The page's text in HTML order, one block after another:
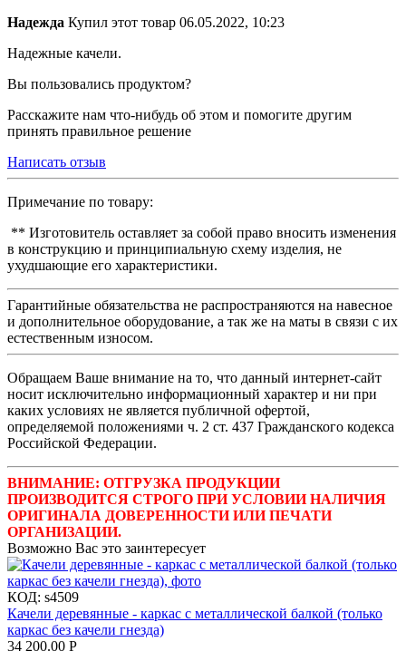
Надежда Купил этот товар 06.05.2022, 10:23
Надежные качели.
Вы пользовались продуктом?
Расскажите нам что-нибудь об этом и помогите другим
принять правильное решение
Написать отзыв
Примечание по товару:
** Изготовитель оставляет за собой право вносить изменения
в конструкцию и принципиальную схему изделия, не
ухудшающие его характеристики.
Гарантийные обязательства не распространяются на навесное
и дополнительное оборудование, а так же на маты в связи с их
естественным износом.
Обращаем Ваше внимание на то, что данный интернет-сайт
носит исключительно информационный характер и ни при
каких условиях не является публичной офертой,
определяемой положениями ч. 2 ст. 437 Гражданского кодекса
Российской Федерации.
ВНИМАНИЕ: ОТГРУЗКА ПРОДУКЦИИ
ПРОИЗВОДИТСЯ СТРОГО ПРИ УСЛОВИИ НАЛИЧИЯ
ОРИГИНАЛА ДОВЕРЕННОСТИ ИЛИ ПЕЧАТИ
ОРГАНИЗАЦИИ.
Возможно Вас это заинтересует
КОД: s4509
Качели деревянные - каркас с металлической балкой (только
каркас без качели гнезда)
34 200.00 Р